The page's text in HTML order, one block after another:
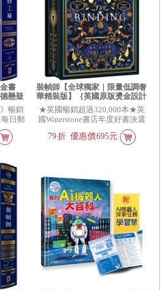
書
懸疑
眠者
暢銷
日郵
評
裝幀師【全球獨家｜限量低調奢
華精裝版】｛英國原版燙金設計
╳書口全彩噴畫╳作者印簽短語
扉頁｝
★英國暢銷超過320,000本★英
國Waterstone書店年度好書決選
／1月選書★英國亞馬遜Amazon
UK編輯精選推薦
79折 優惠價695元